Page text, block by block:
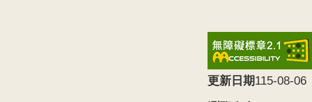
更新日期115-08-06